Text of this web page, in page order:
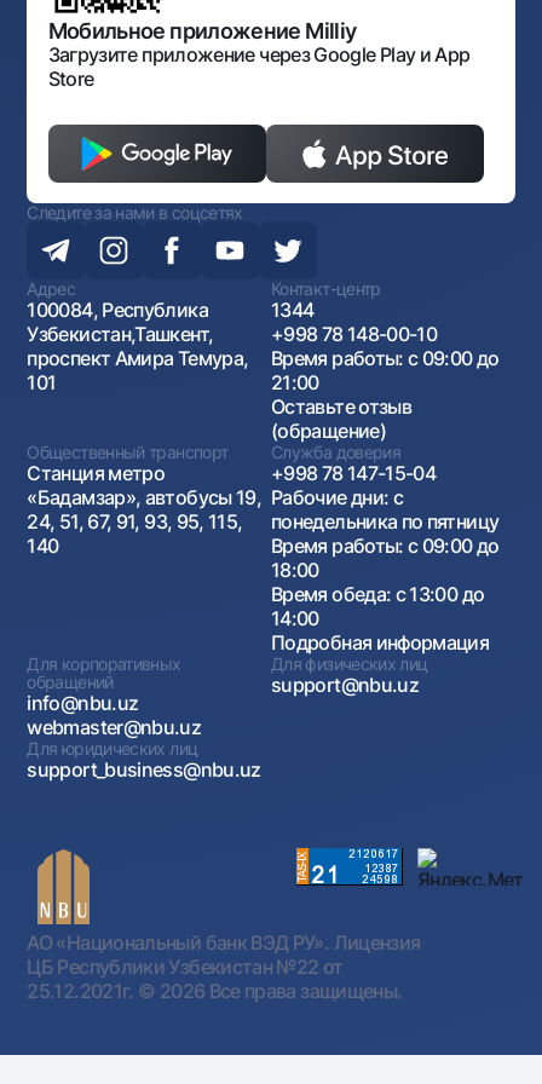
Антимонопольный комплаенс
Мобильное приложение Milliy
Загрузите приложение через Google Play и App
Store
Следите за нами в соцсетях
Адрес
100084, Республика
Узбекистан,Ташкент,
проспект Амира Темура,
101
Контакт-центр
1344
+998 78 148-00-10
Время работы: с 09:00 до
21:00
Оставьте отзыв
(обращение)
Общественный транспорт
Станция метро
«Бадамзар», автобусы 19,
24, 51, 67, 91, 93, 95, 115,
140
Служба доверия
+998 78 147-15-04
Рабочие дни: с
понедельника по пятницу
Время работы: с 09:00 до
18:00
Время обеда: с 13:00 до
14:00
Подробная информация
Для корпоративных
обращений
info@nbu.uz
webmaster@nbu.uz
Для физических лиц
support@nbu.uz
Для юридических лиц
support_business@nbu.uz
АО «Национальный банк ВЭД РУ». Лицензия
ЦБ Республики Узбекистан №22 от
25.12.2021г. © 2026 Все права защищены.